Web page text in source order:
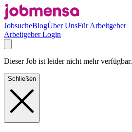
JobsucheBlogÜber UnsFür Arbeitgeber
Arbeitgeber Login
Dieser Job ist leider nicht mehr verfügbar.
Schließen